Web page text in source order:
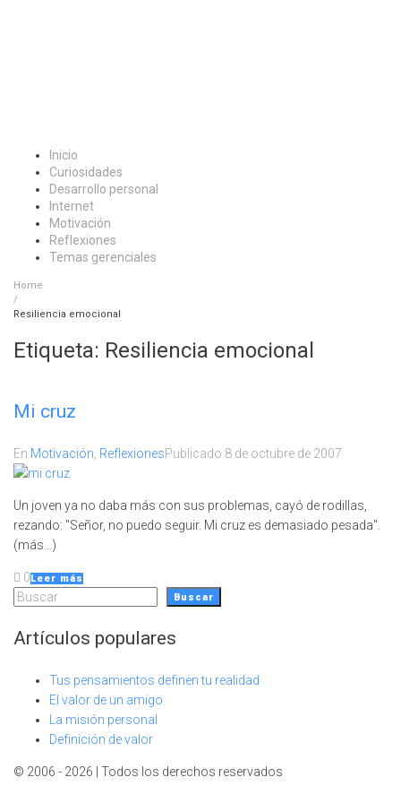
Inicio
Curiosidades
Desarrollo personal
Internet
Motivación
Reflexiones
Temas gerenciales
Home
/
Resiliencia emocional
Etiqueta: Resiliencia emocional
Mi cruz
En Motivación ReflexionesPublicado 8 de octubre de 2007
Un joven ya no daba más con sus problemas, cayó de rodillas,
rezando: "Señor, no puedo seguir. Mi cruz es demasiado pesada".
(más…)
0 Leer más
Buscar Buscar
Artículos populares
Tus pensamientos definen tu realidad
El valor de un amigo
La misión personal
Definición de valor
© 2006 - 2026 | Todos los derechos reservados